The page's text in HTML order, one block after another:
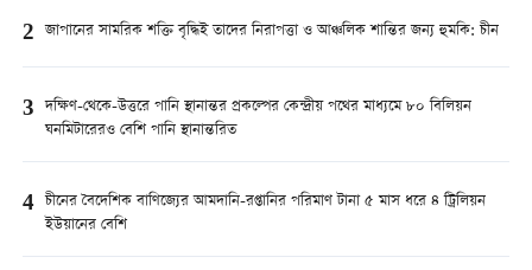
2 জাপানের সামরিক শক্তি বৃদ্ধিই তাদের নিরাপত্তা ও আঞ্চলিক শান্তির জন্য হুমকি: চীন
3 দক্ষিণ-থেকে-উত্তরে পানি স্থানান্তর প্রকল্পের কেন্দ্রীয় পথের মাধ্যমে ৮০ বিলিয়ন
ঘনমিটারেরও বেশি পানি স্থানান্তরিত
4 চীনের বৈদেশিক বাণিজ্যের আমদানি-রপ্তানির পরিমাণ টানা ৫ মাস ধরে ৪ ট্রিলিয়ন
ইউয়ানের বেশি